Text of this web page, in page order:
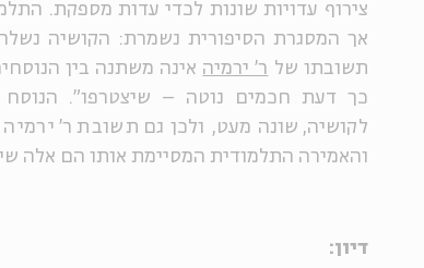
צירוף עדויות שונות לכדי עדות מספקת.
אך המסגרת הסיפורית נשמרת: הקושיה
תשובתו של ר' ירמיה אינה משתנה בין
כך דעת חכמים נוטה – שיצטרפו". הנוסח
לקושיה, שונה מעט, ולכן גם תשובת ר'
והאמירה התלמודית המסיימת אותו הם אלה
דיון: